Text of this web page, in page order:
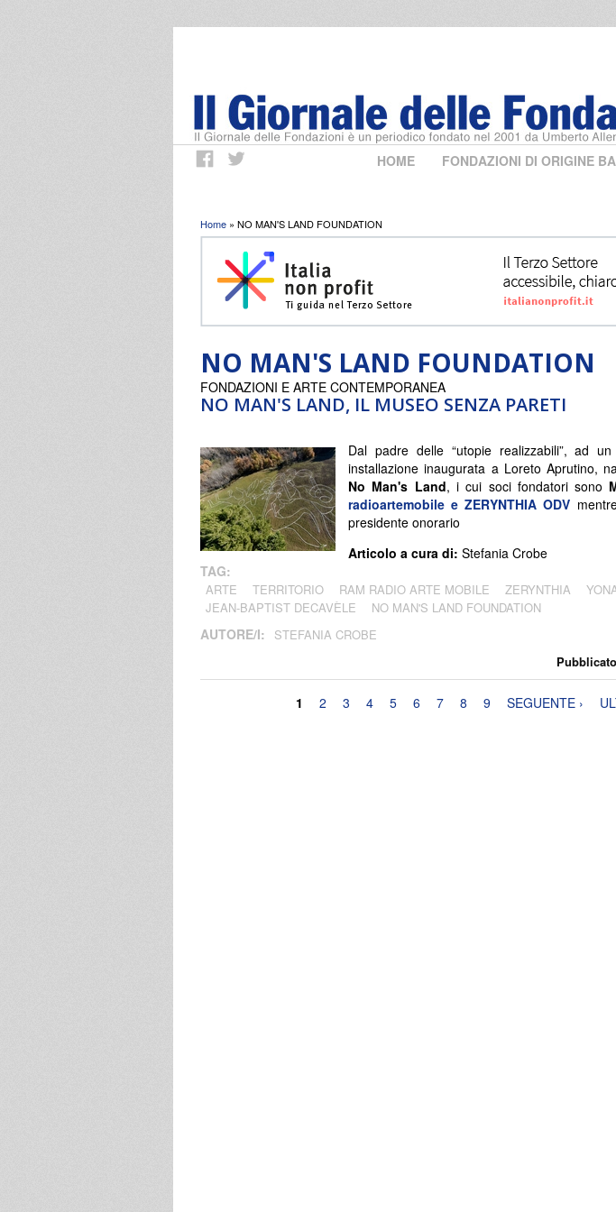
HOME FONDAZIONI DI ORIGINE
Tu sei qui
Home » NO MAN'S LAND FOUNDATION
NO MAN'S LAND FOUNDATION
NO MAN'S LAND, IL MUSEO SENZA PARETI
FONDAZIONI E ARTE CONTEMPORANEA
Dal padre delle “utopie realizzabili”, ad
installazione inaugurata a Loreto Aprutino,
No Man's Land, i cui soci fondatori sono
radioartemobile e ZERYNTHIA ODV
presidente onorario
Articolo a cura di: Stefania Crobe
TAG:
ARTE TERRITORIO RAM RADIO ARTE MOBILE ZERYNTHIA
JEAN-BAPTIST DECAVÈLE
NO MAN'S LAND FOUNDATION
AUTORE/I: STEFANIA CROBE
1 2 3 4 5 6 7 8 9 SEGUENTE ›